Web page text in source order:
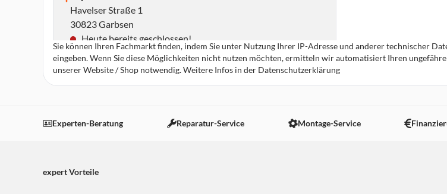
Havelser Straße 1
30823 Garbsen
Heute bereits geschlossen!
weitere Details
expert Laatzen
16.7 km
Heute bereits geschlossen!
expert Neustadt
Sie können Ihren Fachmarkt finden, indem Sie unter Nutzung Ihrer IP-Adresse und anderer technischer
eingeben. Wenn Sie diese Möglichkeiten nicht nutzen möchten, ermitteln wir automatisiert Ihren
unserer Website / Shop notwendig. Weitere Infos in der Datenschutzerklärung
Experten-Beratung Reparatur-Service Montage-Service
expert Vorteile